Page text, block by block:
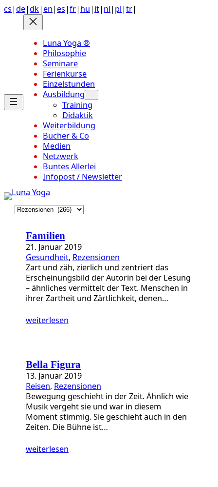
Anchor
Zum
Inhalt
springen
cs|de|dk| en| es|fr| hu| it| nl| pl|tr|
Luna Yoga ®
Philosophie
Seminare
Ferienkurse
Einzelstunden
Ausbildung
Training
Didaktik
Weiterbildung
Bücher & Co
Medien
Netzwerk
Buntes Allerlei
Infopost / Newsletter
K
Familien
21. Januar 2019
Gesundheit, Rezensionen
Zart und zäh, zierlich und zentriert das
Erscheinungsbild der Autorin bei der Lesung
– ähnliches vermittelt der Text. Menschen in
ihrer Zartheit und Zärtlichkeit, denen…
weiterlesen
Bella Figura
13. Januar 2019
Reisen, Rezensionen
Bewegung geschieht in der Zeit. Ähnlich wie
Musik vergeht sie und war in diesem
Moment stimmig. Sie geschieht auch in den
Zeiten. Die Bühne ist…
weiterlesen